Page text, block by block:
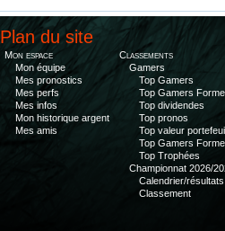
Plan du site
Mon espace
Mon équipe
Mes pronostics
Mes perfs
Mes infos
Mon historique argent
Mes amis
Classements
Gamers
Top Gamers
Top Gamers Forme
Top dividendes
Top pronos
Top valeur
Top Gamers Forme
Top Trophées
Championnat 2026/
Calendrier/résultats
Classement